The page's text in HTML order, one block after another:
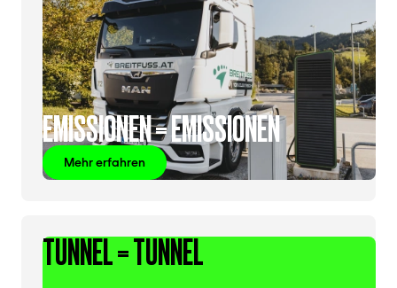
EMISSIONEN = EMISSIONEN
Mehr erfahren
TUNNEL = TUNNEL